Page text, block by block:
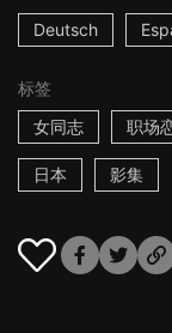
Deutsch
标签
女同志
职场
日本 影集